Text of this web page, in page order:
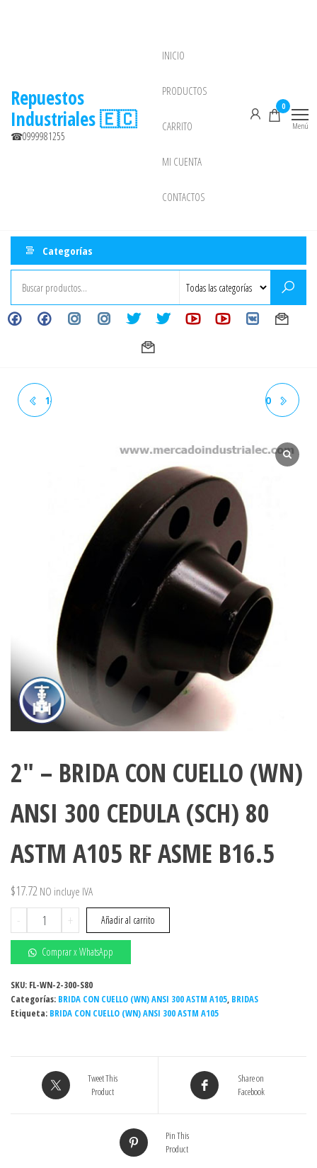
Repuestos
Industriales 🇪🇨
☎0999981255
INICIO
PRODUCTOS
CARRITO
MI CUENTA
CONTACTOS
0
Menú
Categorías
1-1/2" - BRIDA CON CUELLO 2-1/2" - BRIDA CON CUELLO
80 ASTM A105 RF ASME B16.5
2″ – BRIDA CON CUELLO (WN)
ANSI 300 CEDULA (SCH) 80
ASTM A105 RF ASME B16.5
$17.72 NO incluye IVA
-
-
BRIDA
CON
CUELLO
(WN)
ANSI
ASTM
+ Añadir al carrito
Comprar x WhatsApp
SKU: FL-WN-2-300-S80
Categorías: BRIDA CON CUELLO (WN) ANSI 300 ASTM A105, BRIDAS
Etiqueta: BRIDA CON CUELLO (WN) ANSI 300 ASTM A105
Tweet This
Product
Share on
Facebook
Pin This
Product